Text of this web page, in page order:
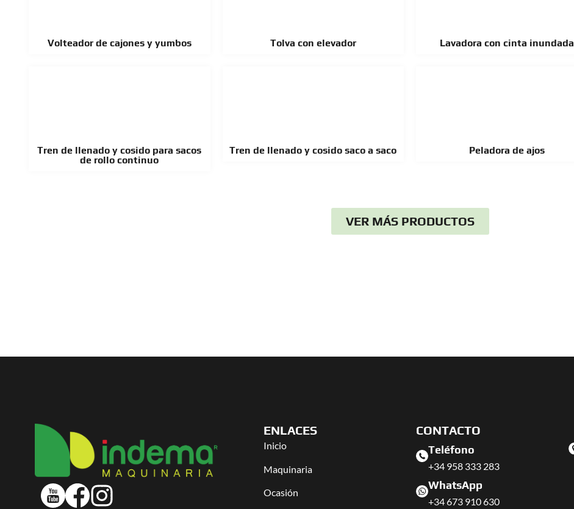
Volteador de cajones y yumbos Tolva con elevador Lavadora con cinta inundada
Tren de llenado y cosido para sacos
de rollo continuo
Tren de llenado y cosido saco a saco Peladora de ajos
VER MÁS PRODUCTOS
ENLACES
Inicio
Maquinaria
Ocasión
CONTACTO
Teléfono
+34 958 333 283
WhatsApp
+34 673 910 630